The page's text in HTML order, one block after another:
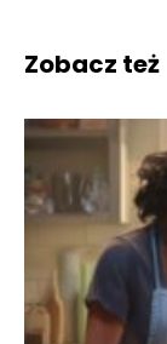
Zobacz też